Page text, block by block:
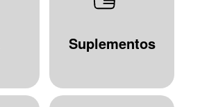
Suplementos